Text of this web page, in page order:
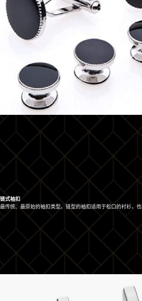
链式袖扣
最传统、最原始的袖扣类型。链型的袖扣适用于松口的衬衫，也